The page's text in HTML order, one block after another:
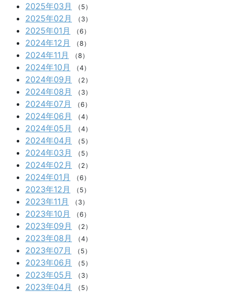
2025年03月 （5）
2025年02月 （3）
2025年01月 （6）
2024年12月 （8）
2024年11月 （8）
2024年10月 （4）
2024年09月 （2）
2024年08月 （3）
2024年07月 （6）
2024年06月 （4）
2024年05月 （4）
2024年04月 （5）
2024年03月 （5）
2024年02月 （2）
2024年01月 （6）
2023年12月 （5）
2023年11月 （3）
2023年10月 （6）
2023年09月 （2）
2023年08月 （4）
2023年07月 （5）
2023年06月 （5）
2023年05月 （3）
2023年04月 （5）